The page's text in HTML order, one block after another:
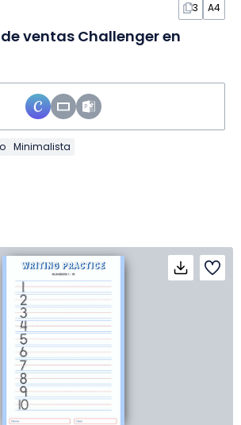
3 A4
ventas Challenger en
Minimalista